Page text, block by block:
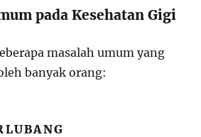
pada Kesehatan Gigi
masalah umum yang
banyak orang: